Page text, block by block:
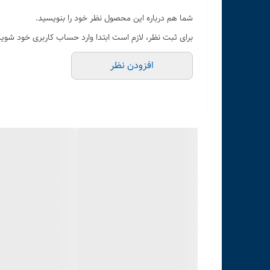
شما هم درباره این محصول نظر خود را بنویسید.
برای ثبت نظر، لازم است ابتدا وارد حساب کاربری خود
افزودن نظر